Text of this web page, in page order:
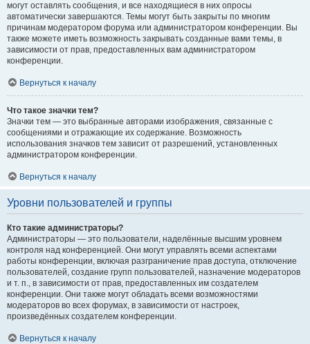
могут оставлять сообщения, и все находящиеся в них опросы
автоматически завершаются. Темы могут быть закрыты по многим
причинам модератором форума или администратором конференции. Вы
также можете иметь возможность закрывать созданные вами темы, в
зависимости от прав, предоставленных вам администратором
конференции.
Вернуться к началу
Что такое значки тем?
Значки тем — это выбранные авторами изображения, связанные с
сообщениями и отражающие их содержание. Возможность
использования значков тем зависит от разрешений, установленных
администратором конференции.
Вернуться к началу
Уровни пользователей и группы
Кто такие администраторы?
Администраторы — это пользователи, наделённые высшим уровнем
контроля над конференцией. Они могут управлять всеми аспектами
работы конференции, включая разграничение прав доступа, отключение
пользователей, создание групп пользователей, назначение модераторов
и т. п., в зависимости от прав, предоставленных им создателем
конференции. Они также могут обладать всеми возможностями
модераторов во всех форумах, в зависимости от настроек,
произведённых создателем конференции.
Вернуться к началу